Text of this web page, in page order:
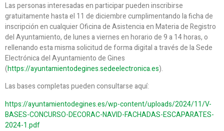
Las personas interesadas en participar pueden inscribirse
gratuitamente hasta el 11 de diciembre cumplimentando la ficha de
inscripción en cualquier Oficina de Asistencia en Materia de Registro
del Ayuntamiento, de lunes a viernes en horario de 9 a 14 horas, o
rellenando esta misma solicitud de forma digital a través de la Sede
Electrónica del Ayuntamiento de Gines
(https://ayuntamientodegines.sedeelectronica.es).
Las bases completas pueden consultarse aquí:
https://ayuntamientodegines.es/wp-content/uploads/2024/11/V-
BASES-CONCURSO-DECORAC-NAVID-FACHADAS-ESCAPARATES-
2024-1.pdf